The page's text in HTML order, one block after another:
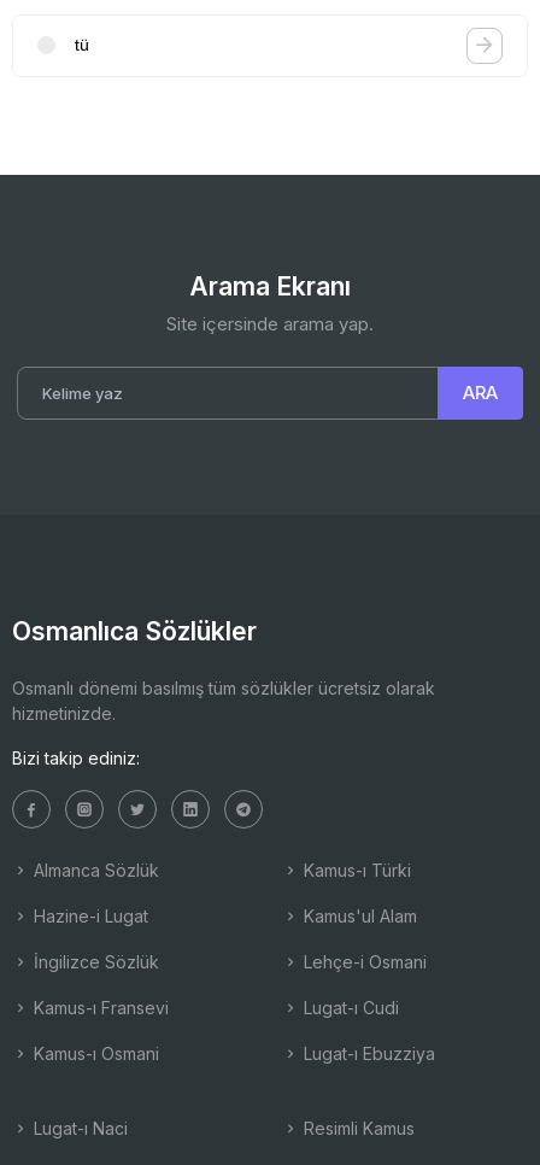
tü
Arama Ekranı
Site içersinde arama yap.
Osmanlıca Sözlükler
Osmanlı dönemi basılmış tüm sözlükler ücretsiz olarak
hizmetinizde.
Bizi takip ediniz:
Almanca Sözlük
Hazine-i Lugat
İngilizce Sözlük
Kamus-ı Fransevi
Kamus-ı Osmani
Kamus-ı Türki
Kamus'ul Alam
Lehçe-i Osmani
Lugat-ı Cudi
Lugat-ı Ebuzziya
Lugat-ı Naci Resimli Kamus